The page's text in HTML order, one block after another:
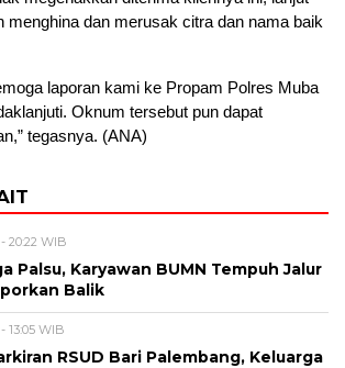
menghina dan merusak citra dan nama baik
laporan kami ke Propam Polres Muba
Oknum tersebut pun dapat
tegasnya. (ANA)
20:22 WIB
Palsu, Karyawan BUMN Tempuh Jalur
Balik
13:05 WIB
RSUD Bari Palembang, Keluarga